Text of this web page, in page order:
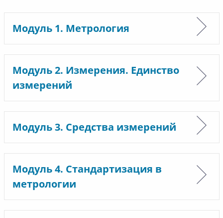
Модуль 1. Метрология
Модуль 2. Измерения. Единство
измерений
Модуль 3. Средства измерений
Модуль 4. Стандартизация в
метрологии